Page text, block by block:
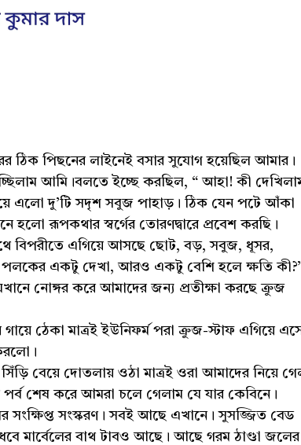
ঠিক পিছনের লাইনেই বসার সুযোগ হয়েছিল আমার।
আমি।বলতে ইচ্ছে করছিল, “ আহা! কী
এলো দু’টি সদৃশ সবুজ পাহাড়। ঠিক যেন পটে আঁকা
হলো রূপকথার স্বর্গের তোরণদ্বারে প্রবেশ করছি।
বিপরীতে এগিয়ে আসছে ছোট, বড়, সবুজ, ধূসর,
পলকের একটু দেখা, আরও একটু বেশি হলে ক্ষতি
নোঙ্গর করে আমাদের জন্য প্রতীক্ষা করছে ক্রুজ
ঠেকা মাত্রই ইউনিফর্ম পরা ক্রুজ-স্টাফ এগিয়ে
বেয়ে দোতলায় ওঠা মাত্রই ওরা আমাদের নিয়ে
শেষ করে আমরা চলে গেলাম যে যার কেবিনে।
সংক্ষিপ্ত সংস্করণ। সবই আছে এখানে। সুসজ্জিত বেড
মার্বেলের বাথ টাবও আছে। আছে গরম ঠাণ্ডা জলের